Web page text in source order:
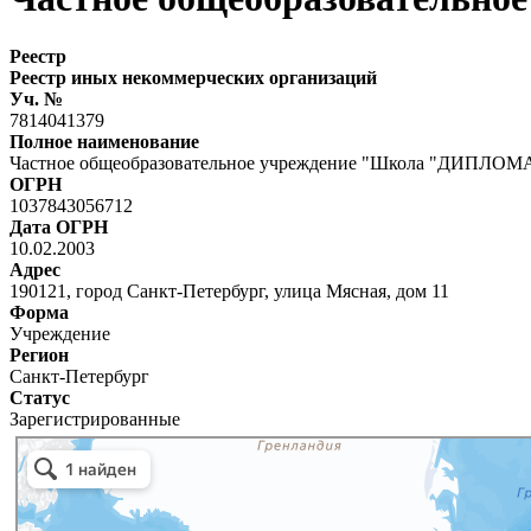
Реестр
Реестр иных некоммерческих организаций
Уч. №
7814041379
Полное наименование
Частное общеобразовательное учреждение "Школа
ОГРН
1037843056712
Дата ОГРН
10.02.2003
Адрес
190121, город Санкт-Петербург, улица Мясная, дом 11
Форма
Учреждение
Регион
Санкт-Петербург
Статус
Зарегистрированные